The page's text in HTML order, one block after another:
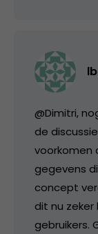
@Dimitri,
de
voorkomen
gegevens
concept
dit nu
gebruikers.